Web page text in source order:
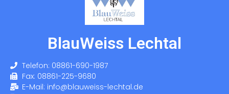
BlauWeiss Lechtal
Telefon: 08861-690-1987
Fax: 08861-225-9680
E-Mail: info@blauweiss-lechtal.de